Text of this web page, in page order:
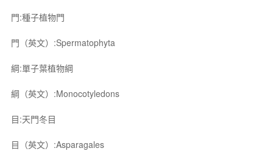
門:種子植物門
門（英文）:Spermatophyta
綱:單子葉植物綱
綱（英文）:Monocotyledons
目:天門冬目
目（英文）:Asparagales